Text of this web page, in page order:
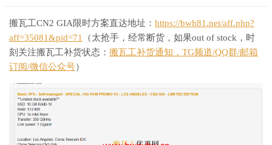
搬瓦工CN2 GIA限时方案直达地址： https://bwh81.net/aff.php?
aff=35081&pid=71
（太抢手，经常断货，如果out of stock，时
刻关注搬瓦工补货状态： 搬瓦工补货通知，TG频道/QQ群/邮箱
订阅/微信公众号）